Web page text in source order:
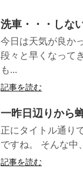
洗車・・・しな
今日は天気が良か
段々と早くなって
も...
記事を読む
一昨日辺りから
正にタイトル通り
ですね。 そんな中
記事を読む